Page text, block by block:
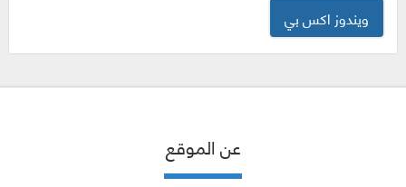
ويندوز اكس بي
عن الموقع